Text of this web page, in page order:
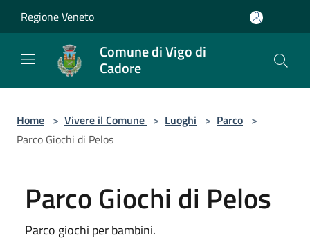
Regione Veneto
Comune di Vigo di
Cadore
Home > Vivere il Comune > Luoghi > Parco >
Parco Giochi di Pelos
Parco Giochi di Pelos
Parco giochi per bambini.